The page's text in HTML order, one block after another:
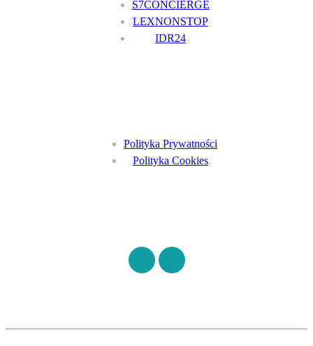
S7CONCIERGE
LEXNONSTOP
IDR24
Polityka Prywatności
Polityka Cookies